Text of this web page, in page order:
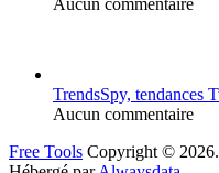
Aucun commentaire
TrendsSpy, tendances
Aucun commentaire
Free Tools Copyright © 2026.